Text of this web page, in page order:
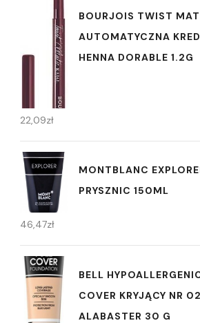
BOURJOIS TWIST
AUTOMATYCZNA
HENNA DORABLE 1.2G
22,09zł
MONTBLANC
PRYSZNIC 150ML
46,47zł
BELL
COVER KRYJĄCY NR
ALABASTER 30 G